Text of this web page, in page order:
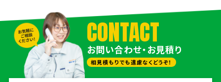
CONTACT
お問い合わせ・お見積り
相見積もりでも遠慮なくどうぞ！